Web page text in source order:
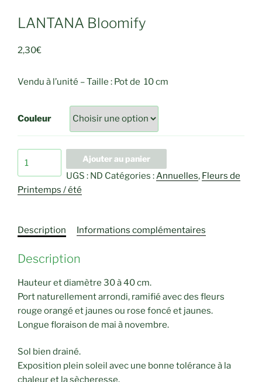
LANTANA Bloomify
2,30€
Vendu à l’unité – Taille : Pot de 10 cm
Couleur
de
LANTANA
Bloomify
Ajouter au panier
UGS : ND Catégories :Annuelles, Fleurs de
Printemps / été
Description Informations complémentaires
Description
Hauteur et diamètre 30 à 40 cm.
Port naturellement arrondi, ramifié avec des fleurs
rouge orangé et jaunes ou rose foncé et jaunes.
Longue floraison de mai à novembre.
Sol bien drainé.
Exposition plein soleil avec une bonne tolérance à la
chaleur et la sècheresse.